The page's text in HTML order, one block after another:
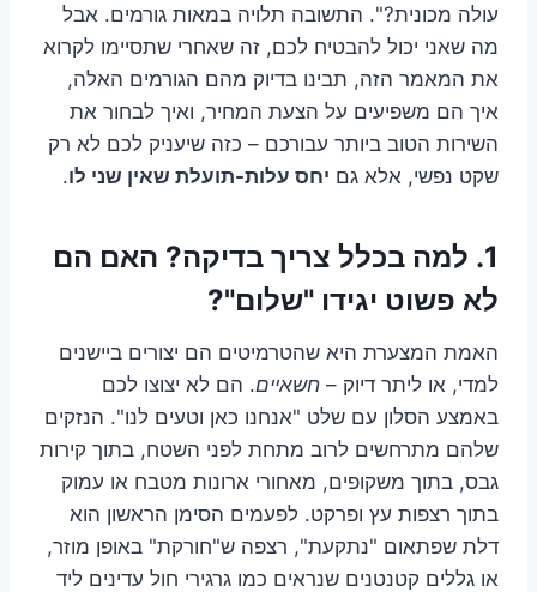
עולה מכונית?". התשובה תלויה במאות גורמים. אבל
מה שאני יכול להבטיח לכם, זה שאחרי שתסיימו לקרוא
את המאמר הזה, תבינו בדיוק מהם הגורמים האלה,
איך הם משפיעים על הצעת המחיר, ואיך לבחור את
השירות הטוב ביותר עבורכם – כזה שיעניק לכם לא רק
שקט נפשי, אלא גם יחס עלות-תועלת שאין שני לו.
1. למה בכלל צריך בדיקה? האם הם
לא פשוט יגידו "שלום"?
האמת המצערת היא שהטרמיטים הם יצורים ביישנים
למדי, או ליתר דיוק – חשאיים. הם לא יצוצו לכם
באמצע הסלון עם שלט "אנחנו כאן וטעים לנו". הנזקים
שלהם מתרחשים לרוב מתחת לפני השטח, בתוך קירות
גבס, בתוך משקופים, מאחורי ארונות מטבח או עמוק
בתוך רצפות עץ ופרקט. לפעמים הסימן הראשון הוא
דלת שפתאום "נתקעת", רצפה ש"חורקת" באופן מוזר,
או גללים קטנטנים שנראים כמו גרגירי חול עדינים ליד